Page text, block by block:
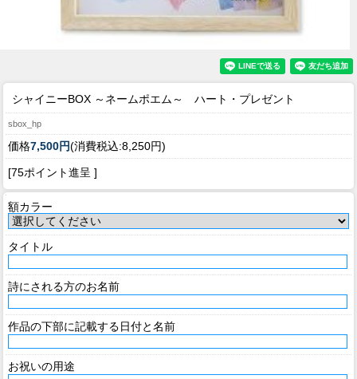
シャイニーBOX ～ネームポエム～ ハート・プレゼント
sbox_hp
価格7,500円(消費税込:8,250円)
[75ポイント進呈 ]
額カラー
タイトル
詩にされる方のお名前
作品の下部に記載する日付と名前
お祝いの用途